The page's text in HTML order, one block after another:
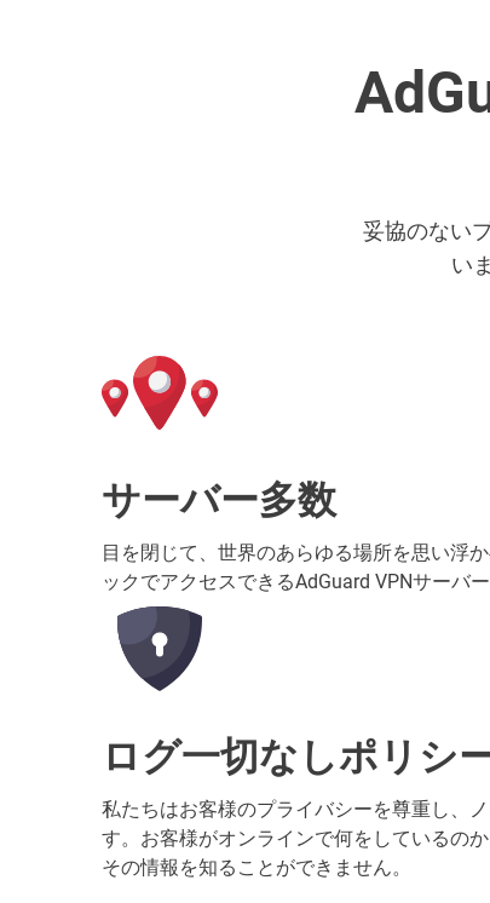
妥協のない
い
サーバー多数
目を閉じて、世界のあらゆる場所を思い浮
ックでアクセスできるAdGuard VPNサーバ
ログ一切なしポリシ
私たちはお客様のプライバシーを尊重し、
す。お客様がオンラインで何をしているの
その情報を知ることができません。